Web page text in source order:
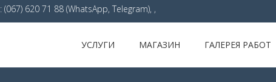
: (067) 620 71 88 (WhatsApp, Telegram), ,
УСЛУГИ МАГАЗИН ГАЛЕРЕЯ РАБОТ